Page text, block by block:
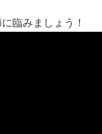
臨みましょう！